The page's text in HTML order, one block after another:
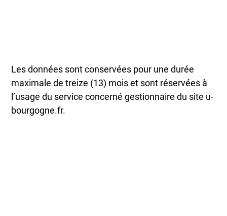
Les données sont conservées pour une durée
maximale de treize (13) mois et sont réservées à
l’usage du service concerné gestionnaire du site u-
bourgogne.fr.